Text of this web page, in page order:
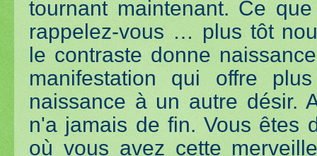
tournant maintenant. Ce
rappelez-vous … plus tôt
le contraste donne
manifestation qui offre
naissance à un autre désir.
n'a jamais de fin. Vous êtes
où vous avez cette